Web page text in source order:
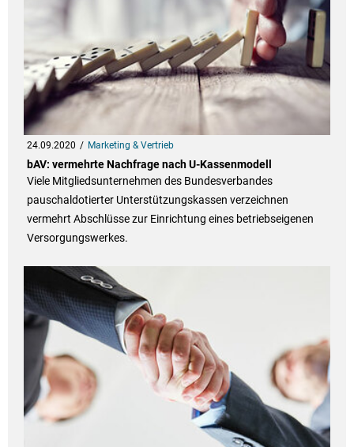
24.09.2020 Marketing & Vertrieb
bAV: vermehrte Nachfrage nach U-Kassenmodell
Viele Mitgliedsunternehmen des Bundesverbandes
pauschaldotierter Unterstützungskassen verzeichnen
vermehrt Abschlüsse zur Einrichtung eines betriebseigenen
Versorgungswerkes.